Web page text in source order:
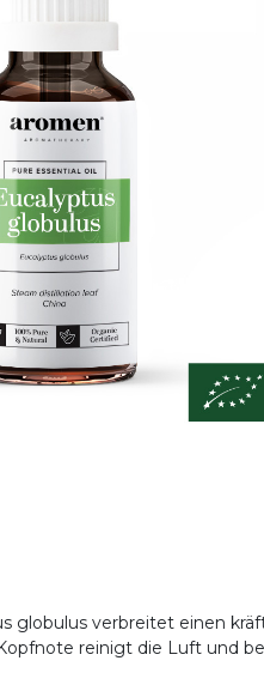
globulus verbreitet einen
reinigt die Luft und